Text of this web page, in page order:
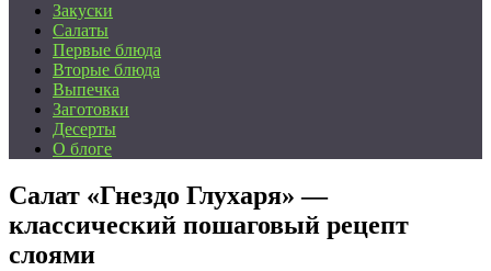
Закуски
Салаты
Первые блюда
Вторые блюда
Выпечка
Заготовки
Десерты
О блоге
Салат «Гнездо Глухаря» —
классический пошаговый рецепт
слоями